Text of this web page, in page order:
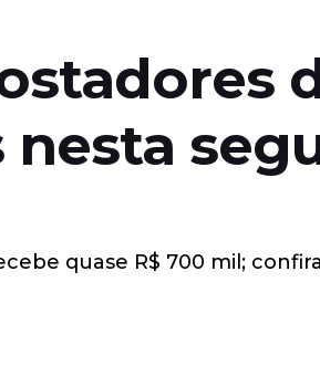
nesta
quase R$ 700 mil;